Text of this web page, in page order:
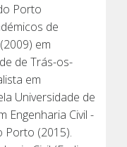
Porto
de
em
de Trás-os-
em
Universidade de
Engenharia Civil -
Porto (2015).